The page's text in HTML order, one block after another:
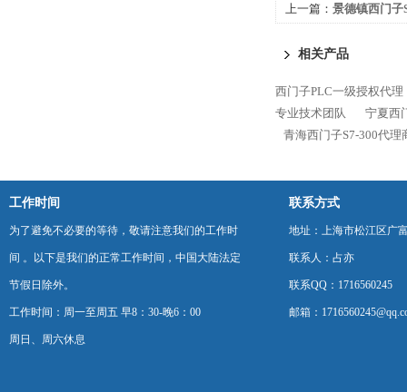
上一篇： 景德镇西门子
相关产品
西门子PLC一级授权代理
专业技术团队
宁夏西
青海西门子S7-300代理
工作时间
为了避免不必要的等待，敬请注意我们的工作时
间 。以下是我们的正常工作时间，中国大陆法定
节假日除外。
工作时间：周一至周五 早8：30-晚6：00
周日、周六休息
联系方式
地址：上海市松江区广
联系人：占亦
联系QQ：1716560245
邮箱：